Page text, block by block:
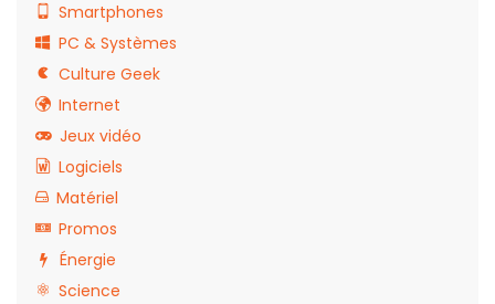
Smartphones
PC & Systèmes
Culture Geek
Internet
Jeux vidéo
Logiciels
Matériel
Promos
Énergie
Science